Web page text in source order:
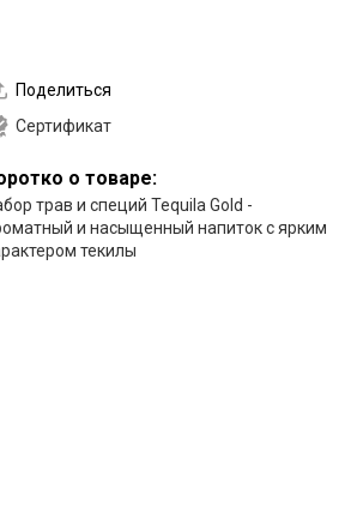
Поделиться
Сертификат
о товаре:
трав и специй Tequila Gold -
и насыщенный напиток с ярким
текилы